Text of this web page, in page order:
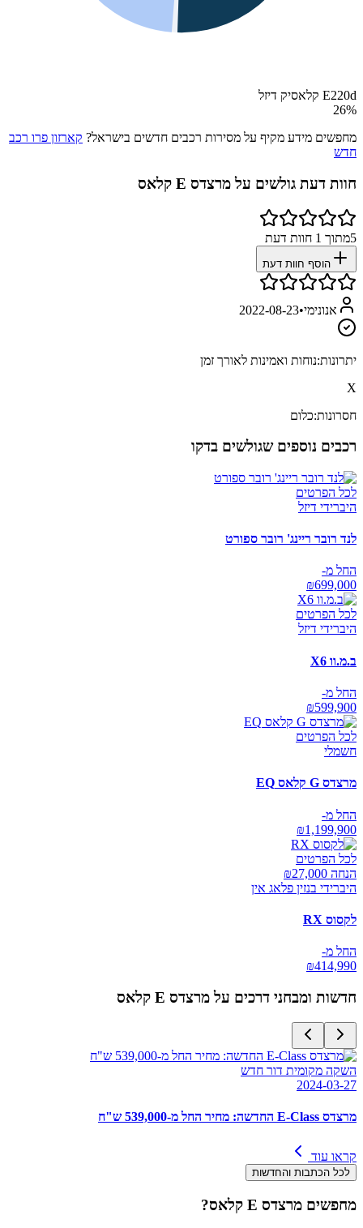
E220d קלאסיק דיזל
26%
מחפשים מידע מקיף על מסירות רכבים חדשים בישראל? קארזון פרו רכב
חדש
חוות דעת גולשים עלמרצדס E קלאס
5מתוך 1 חוות דעת
הוסף חוות דעת
אנונימי•
2022-08-23
יתרונות:נוחות ואמינות לאורך זמן
X
חסרונות:כלום
רכבים נוספים שגולשים בדקו
לכל הפרטים
היברידי דיזל
לנד רובר ריינג' רובר ספורט
החל מ-
₪699,000
לכל הפרטים
היברידי דיזל
ב.מ.וו X6
החל מ-
₪599,900
לכל הפרטים
חשמלי
מרצדס G קלאס EQ
החל מ-
₪1,199,900
לכל הפרטים
הנחה ₪ 27,000
היברידי בנזין פלאג אין
לקסוס RX
החל מ-
₪414,990
חדשות ומבחני דרכים עלמרצדס E קלאס
השקה מקומית דור חדש
2024-03-27
מרצדס E-Class החדשה: מחיר החל מ-539,000 ש"ח
קראו עוד
לכל הכתבות והחדשות
מחפשים מרצדס E קלאס ?